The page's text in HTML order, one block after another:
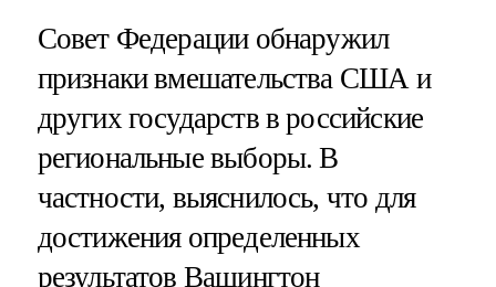
Совет Федерации обнаружил
признаки вмешательства США и
других государств в российские
региональные выборы. В
частности, выяснилось, что для
достижения определенных
результатов Вашингтон